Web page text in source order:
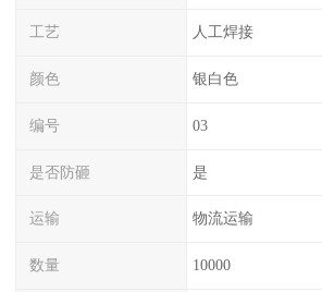
工艺 人工焊接
颜色 银白色
编号 03
是否防砸 是
运输 物流运输
数量 10000